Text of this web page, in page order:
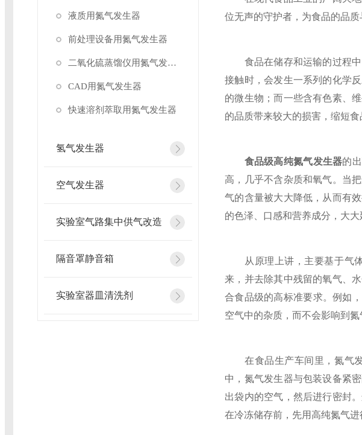
液质用氮气发生器
前处理设备用氮气发生器
二氧化硫蒸馏仪用氮气发生器
CAD用氮气发生器
快速溶剂萃取用氮气发生器
氢气发生器
空气发生器
实验室气路集中供气改造
隔音罩静音箱
实验室器皿清洗剂
位无声的守护者，为食品的品
食品在储存和运输的过程中
接触时，会发生一系列的化学
的微生物；而一些含有色素、
的品质带来较大的损害，缩短
食品级高纯氮气发生器的
高，几乎不含杂质和氧气。当
气的含量被大大降低，从而有
的色泽、口感和营养成分，大
从原理上讲，主要基于气体
来，并去除其中残留的氧气、
合食品级的高标准要求。例如
空气中的杂质，而不会影响到氮
在食品生产车间里，氮气发
中，氮气发生器与包装设备紧
出袋内的空气，然后进行密封
在冷冻储存前，先用高纯氮气